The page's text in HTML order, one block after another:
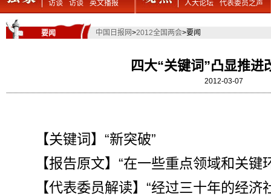
访谈
访谈 英文播报
人大论坛
代表委员之声
要闻 中国日报网>2012全国两会>要闻
四大“关键词”凸显推进
2012-03-07
【关键词】“新突破”
【报告原文】“在一些重点领域和关键
【代表委员解读】“经过三十年的经